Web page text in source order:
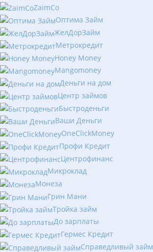
ZaimCo
Оптима Займ
ЖелДорЗайм
Метрокредит
Honey Money
Mangomoney
Деньги на дом
Центр займов
Быстроденьги
Ваши Деньги
OneClickMoney
Профи Кредит
Центрофинанс
Микроклад
Монеза
Грин Мани
Тройка займ
До зарплаты
Гермес Кредит
Справедливый займ